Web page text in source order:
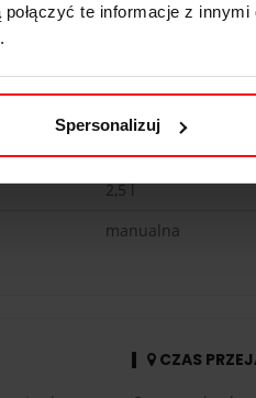
te informacje z
Spersonalizuj
km/h
2,5 l
manualna
CZAS